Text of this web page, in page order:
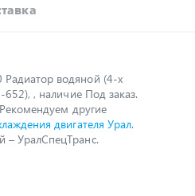
водяной (4-х
, наличие Под заказ.
другие
двигателя Урал.
– УралСпецТранс.